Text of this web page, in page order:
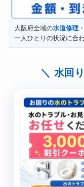
大阪府全域の水道修理・
一人ひとりの状況に合
水回